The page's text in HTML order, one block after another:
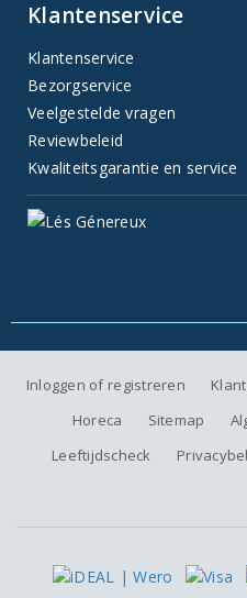
Klantenservice
Klantenservice
Bezorgservice
Veelgestelde vragen
Reviewbeleid
Kwaliteitsgarantie en service
Inloggen of registreren
Horeca
Sitemap
Leeftijdscheck